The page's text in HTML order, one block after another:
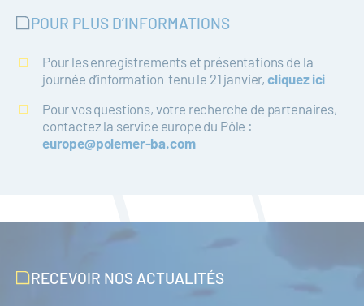
POUR PLUS D’INFORMATIONS
Pour les enregistrements et présentations de la
journée d’information tenu le 21 janvier, cliquez ici
Pour vos questions, votre recherche de partenaires,
contactez la service europe du Pôle :
europe@polemer-ba.com
RECEVOIR NOS ACTUALITÉS